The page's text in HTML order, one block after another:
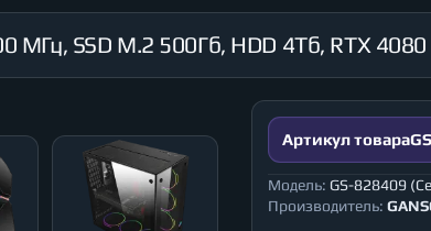
Артикул товара
Модель: GS-828409
Производитель: